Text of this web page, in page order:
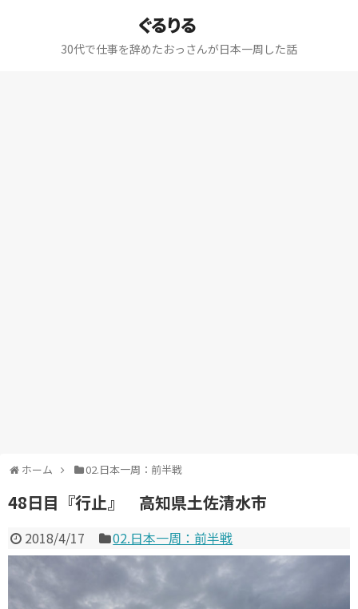
ぐるりる
30代で仕事を辞めたおっさんが日本一周した話
ホーム 02.日本一周：前半戦
48日目『行止』 高知県土佐清水市
2018/4/17 02.日本一周：前半戦